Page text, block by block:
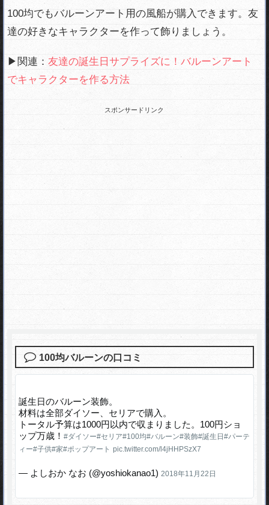
100均でもバルーンアート用の風船が購入できます。友
達の好きなキャラクターを作って飾りましょう。
▶関連：友達の誕生日サプライズに！バルーンアート
でキャラクターを作る方法
スポンサードリンク
100均バルーンの口コミ
誕生日のバルーン装飾。
材料は全部ダイソー、セリアで購入。
トータル予算は1000円以内で収まりました。100円ショ
ップ万歳！#ダイソー#セリア#100均#バルーン#装飾#誕生日#パーテ
ィー#子供#家#ポップアート pic.twitter.com/l4jHHPSzX7
— よしおか なお (@yoshiokanao1) 2018年11月22日